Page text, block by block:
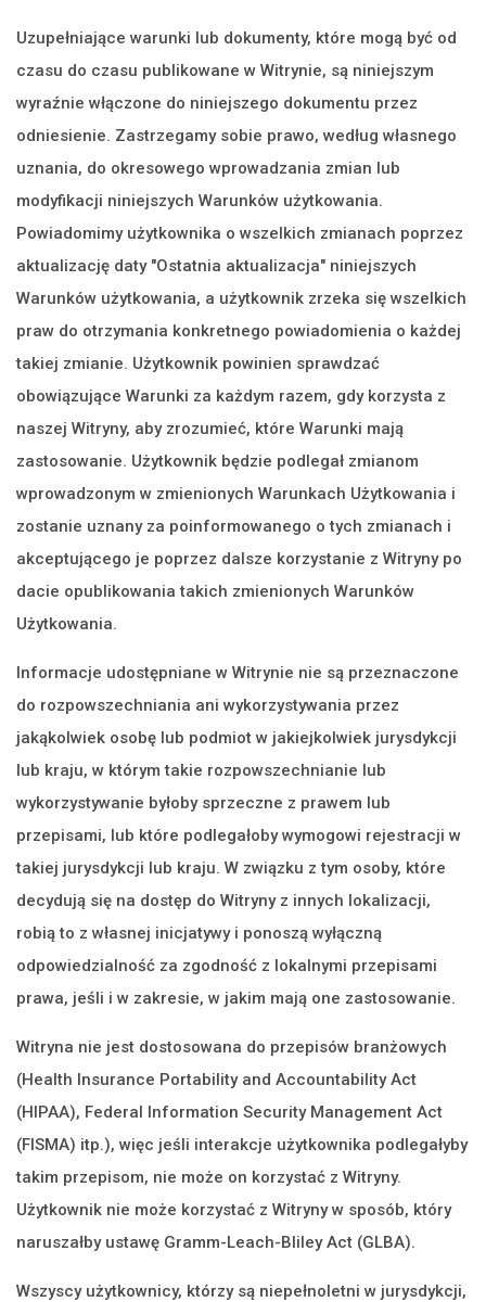
Uzupełniające warunki lub dokumenty, które mogą być od
czasu do czasu publikowane w Witrynie, są niniejszym
wyraźnie włączone do niniejszego dokumentu przez
odniesienie. Zastrzegamy sobie prawo, według własnego
uznania, do okresowego wprowadzania zmian lub
modyfikacji niniejszych Warunków użytkowania.
Powiadomimy użytkownika o wszelkich zmianach poprzez
aktualizację daty "Ostatnia aktualizacja" niniejszych
Warunków użytkowania, a użytkownik zrzeka się wszelkich
praw do otrzymania konkretnego powiadomienia o każdej
takiej zmianie. Użytkownik powinien sprawdzać
obowiązujące Warunki za każdym razem, gdy korzysta z
naszej Witryny, aby zrozumieć, które Warunki mają
zastosowanie. Użytkownik będzie podlegał zmianom
wprowadzonym w zmienionych Warunkach Użytkowania i
zostanie uznany za poinformowanego o tych zmianach i
akceptującego je poprzez dalsze korzystanie z Witryny po
dacie opublikowania takich zmienionych Warunków
Użytkowania.
Informacje udostępniane w Witrynie nie są przeznaczone
do rozpowszechniania ani wykorzystywania przez
jakąkolwiek osobę lub podmiot w jakiejkolwiek jurysdykcji
lub kraju, w którym takie rozpowszechnianie lub
wykorzystywanie byłoby sprzeczne z prawem lub
przepisami, lub które podlegałoby wymogowi rejestracji w
takiej jurysdykcji lub kraju. W związku z tym osoby, które
decydują się na dostęp do Witryny z innych lokalizacji,
robią to z własnej inicjatywy i ponoszą wyłączną
odpowiedzialność za zgodność z lokalnymi przepisami
prawa, jeśli i w zakresie, w jakim mają one zastosowanie.
Witryna nie jest dostosowana do przepisów branżowych
(Health Insurance Portability and Accountability Act
(HIPAA), Federal Information Security Management Act
(FISMA) itp.), więc jeśli interakcje użytkownika podlegałyby
takim przepisom, nie może on korzystać z Witryny.
Użytkownik nie może korzystać z Witryny w sposób, który
naruszałby ustawę Gramm-Leach-Bliley Act (GLBA).
Wszyscy użytkownicy, którzy są niepełnoletni w jurysdykcji,